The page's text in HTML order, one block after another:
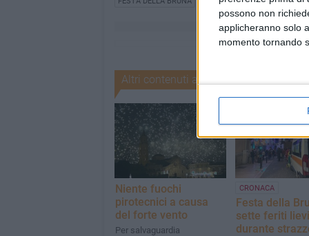
possono non
applicheranno solo
momento tornando
Altri contenuti a tema
Niente fuochi
pirotecnici a causa
del forte vento
Per salvaguardia
CRONACA
Festa della
sette feriti lievi
durante